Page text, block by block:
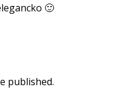
🙂
published.